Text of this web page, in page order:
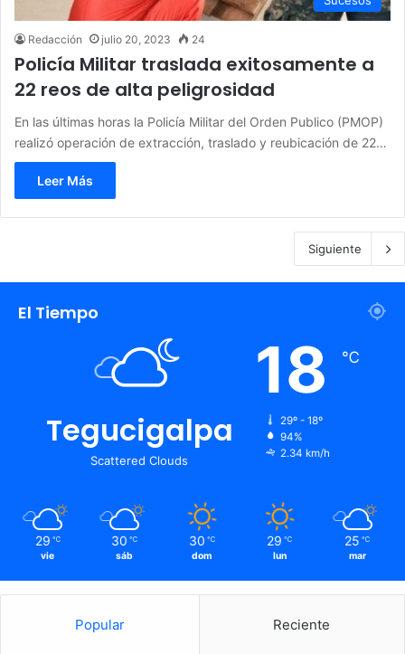
Redacción julio 20, 2023 24
Policía Militar traslada exitosamente a
22 reos de alta peligrosidad
En las últimas horas la Policía Militar del Orden Publico (PMOP)
realizó operación de extracción, traslado y reubicación de 22…
Leer Más
Siguiente
El Tiempo
Tegucigalpa
Scattered Clouds
18 ℃
29º - 18º
94%
2.34 km/h
29 ℃
vie
30 ℃
sáb
30 ℃
dom
29 ℃
lun
25 ℃
mar
Popular Reciente